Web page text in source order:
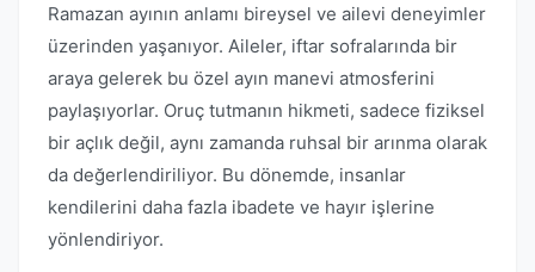
Ramazan ayının anlamı bireysel ve ailevi deneyimler
üzerinden yaşanıyor. Aileler, iftar sofralarında bir
araya gelerek bu özel ayın manevi atmosferini
paylaşıyorlar. Oruç tutmanın hikmeti, sadece fiziksel
bir açlık değil, aynı zamanda ruhsal bir arınma olarak
da değerlendiriliyor. Bu dönemde, insanlar
kendilerini daha fazla ibadete ve hayır işlerine
yönlendiriyor.